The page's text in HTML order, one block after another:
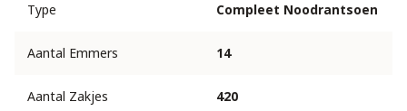
Type Compleet Noodrantsoen
Aantal Emmers 14
Aantal Zakjes 420